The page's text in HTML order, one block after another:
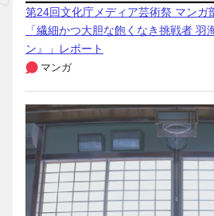
第24回文化庁メディア芸術祭 マンガ
「繊細かつ大胆な飽くなき挑戦者 羽
ン』」レポート
マンガ